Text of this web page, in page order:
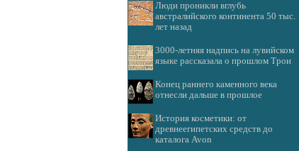
Люди проникли вглубь
австралийского континента 50 тыс.
лет назад
3000-летняя надпись на лувийском
языке рассказала о прошлом Трои
Конец раннего каменного века
отнесли дальше в прошлое
История косметики: от
древнеегипетских средств до
каталога Avon